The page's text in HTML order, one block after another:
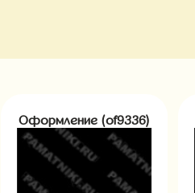
Оформление (of9336)